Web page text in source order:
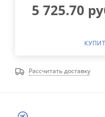
5 725.70
Рассчитать доставку